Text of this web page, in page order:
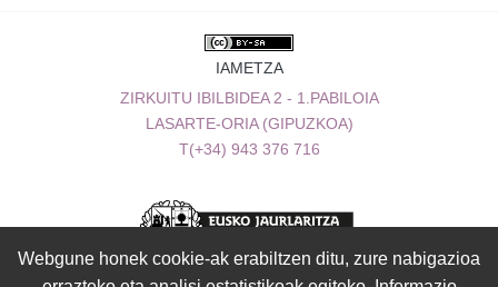
IAMETZA
ZIRKUITU IBILBIDEA 2 - 1.PABILOIA
LASARTE-ORIA (GIPUZKOA)
T(+34) 943 376 716
Webgune honek cookie-ak erabiltzen ditu, zure nabigazioa